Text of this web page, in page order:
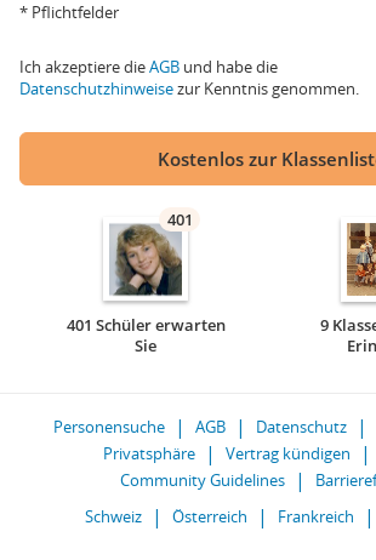
* Pflichtfelder
Ich akzeptiere dieAGB und habe die
Datenschutzhinweisezur Kenntnis genommen.
Kostenlos zur
401
401 Schüler erwarten
Sie
9
Personensuche AGB Datenschutz
Privatsphäre
Vertrag kündigen
Community Guidelines
Schweiz
Österreich Frankreich